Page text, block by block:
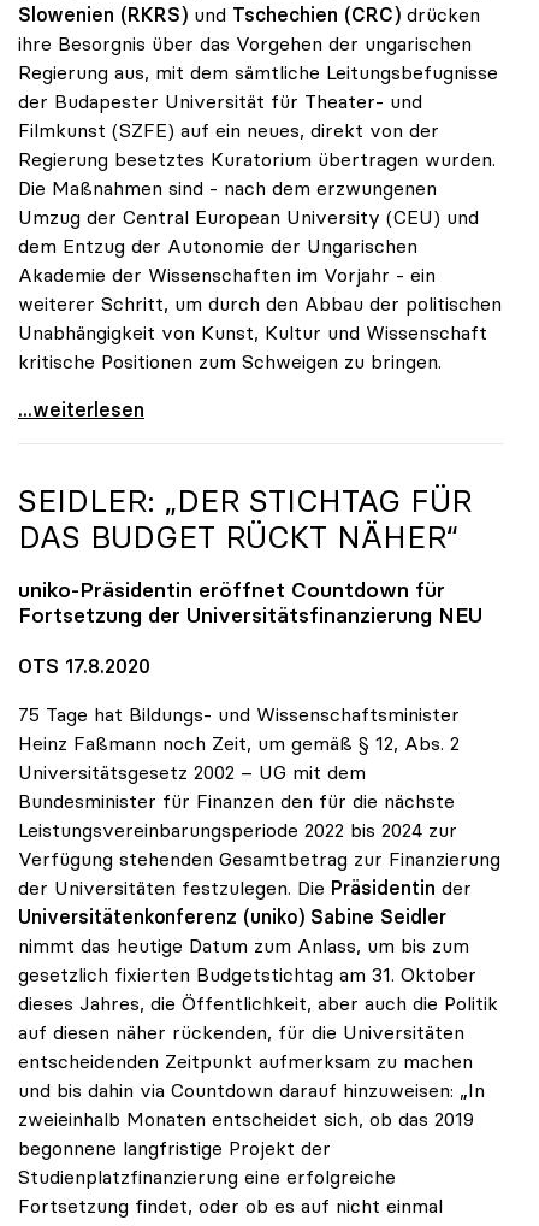
Slowenien (RKRS) und Tschechien (CRC) drücken
ihre Besorgnis über das Vorgehen der ungarischen
Regierung aus, mit dem sämtliche Leitungsbefugnisse
der Budapester Universität für Theater- und
Filmkunst (SZFE) auf ein neues, direkt von der
Regierung besetztes Kuratorium übertragen wurden.
Die Maßnahmen sind - nach dem erzwungenen
Umzug der Central European University (CEU) und
dem Entzug der Autonomie der Ungarischen
Akademie der Wissenschaften im Vorjahr - ein
weiterer Schritt, um durch den Abbau der politischen
Unabhängigkeit von Kunst, Kultur und Wissenschaft
kritische Positionen zum Schweigen zu bringen.
Dringender Appell von sechs europäischen
...weiterlesen
SEIDLER: „DER STICHTAG FÜR
DAS BUDGET RÜCKT NÄHER“
uniko-Präsidentin eröffnet Countdown für
Fortsetzung der Universitätsfinanzierung NEU
OTS 17.8.2020
75 Tage hat Bildungs- und Wissenschaftsminister
Heinz Faßmann noch Zeit, um gemäß § 12, Abs. 2
Universitätsgesetz 2002 – UG mit dem
Bundesminister für Finanzen den für die nächste
Leistungsvereinbarungsperiode 2022 bis 2024 zur
Verfügung stehenden Gesamtbetrag zur Finanzierung
der Universitäten festzulegen. Die Präsidentin der
Universitätenkonferenz (uniko) Sabine Seidler
nimmt das heutige Datum zum Anlass, um bis zum
gesetzlich fixierten Budgetstichtag am 31. Oktober
dieses Jahres, die Öffentlichkeit, aber auch die Politik
auf diesen näher rückenden, für die Universitäten
entscheidenden Zeitpunkt aufmerksam zu machen
und bis dahin via Countdown darauf hinzuweisen: „In
zweieinhalb Monaten entscheidet sich, ob das 2019
begonnene langfristige Projekt der
Studienplatzfinanzierung eine erfolgreiche
Fortsetzung findet, oder ob es auf nicht einmal